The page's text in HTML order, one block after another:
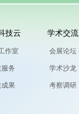
技云
作室
务
果
学术交流
会展论坛
学术沙龙
考察调研